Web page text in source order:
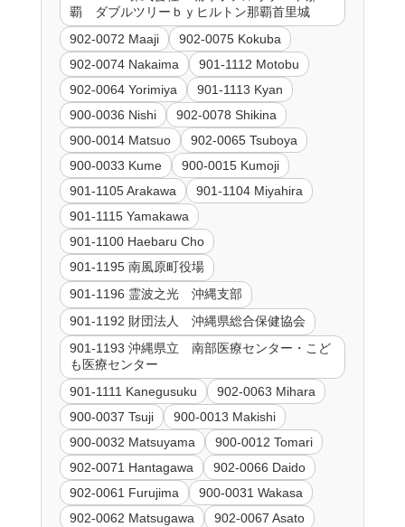
覇 ダブルツリーｂｙヒルトン那覇首里城
902-0072 Maaji
902-0075 Kokuba
902-0074 Nakaima
901-1112 Motobu
902-0064 Yorimiya
901-1113 Kyan
900-0036 Nishi
902-0078 Shikina
900-0014 Matsuo
902-0065 Tsuboya
900-0033 Kume
900-0015 Kumoji
901-1105 Arakawa
901-1104 Miyahira
901-1115 Yamakawa
901-1100 Haebaru Cho
901-1195 南風原町役場
901-1196 霊波之光 沖縄支部
901-1192 財団法人 沖縄県総合保健協会
901-1193 沖縄県立 南部医療センター・こど
も医療センター
901-1111 Kanegusuku
902-0063 Mihara
900-0037 Tsuji
900-0013 Makishi
900-0032 Matsuyama
900-0012 Tomari
902-0071 Hantagawa
902-0066 Daido
902-0061 Furujima
900-0031 Wakasa
902-0062 Matsugawa
902-0067 Asato